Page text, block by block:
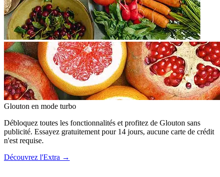
Glouton en mode turbo
Débloquez toutes les fonctionnalités et profitez de Glouton sans
publicité. Essayez gratuitement pour 14 jours, aucune carte de crédit
n'est requise.
Découvrez l'Extra →